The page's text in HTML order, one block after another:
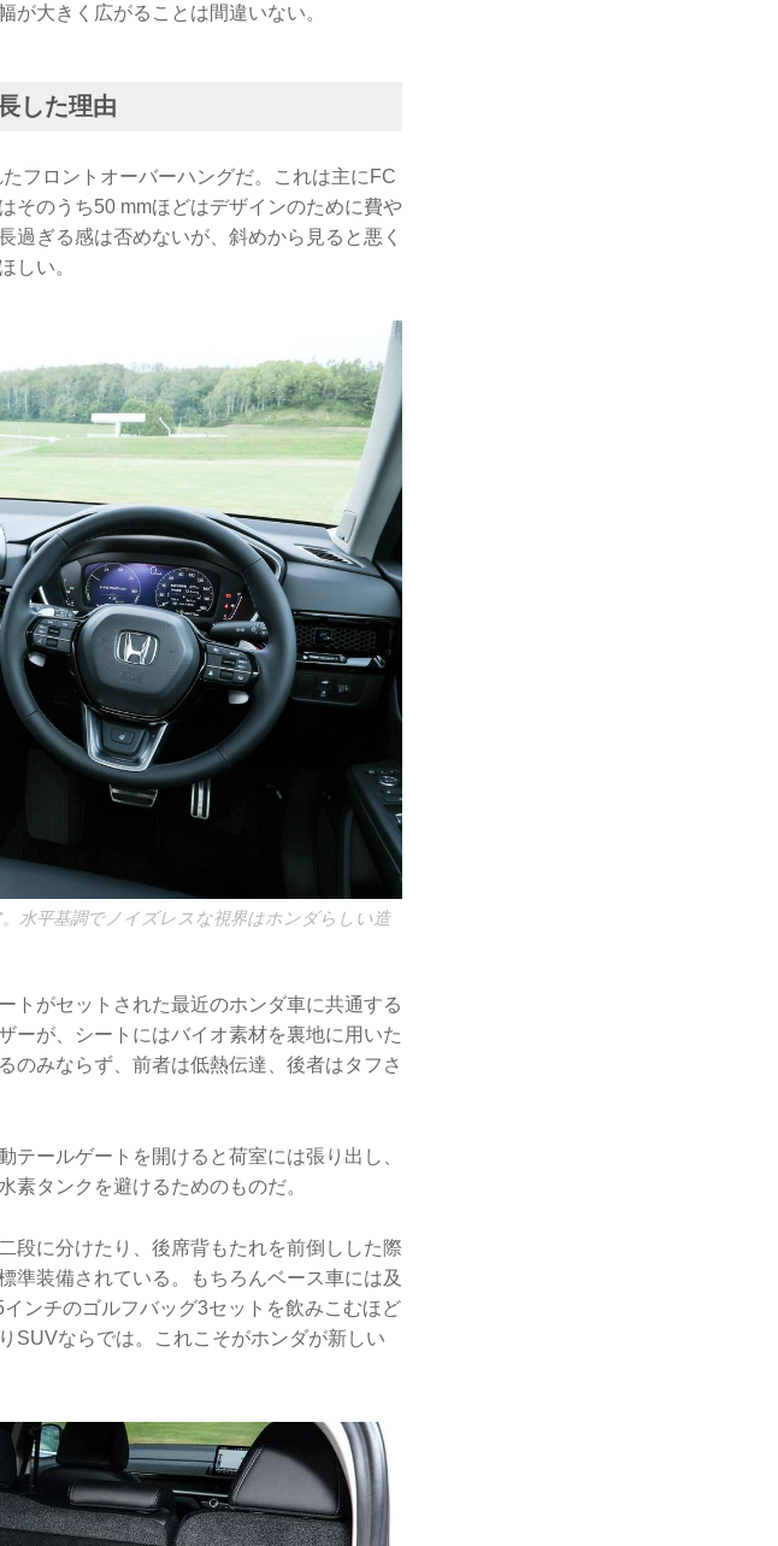
が大きく広がることは間違いない。
した理由
フロントオーバーハングだ。これは主にFC
そのうち50 mmほどはデザインのために費や
過ぎる感は否めないが、斜めから見ると悪く
しい。
水平基調でノイズレスな視界はホンダらしい造
トがセットされた最近のホンダ車に共通する
ーが、シートにはバイオ素材を裏地に用いた
のみならず、前者は低熱伝達、後者はタフさ
ールゲートを開けると荷室には張り出し、
素タンクを避けるためのものだ。
段に分けたり、後席背もたれを前倒しした際
準装備されている。もちろんベース車には及
ンチのゴルフバッグ3セットを飲みこむほど
SUVならでは。これこそがホンダが新しい